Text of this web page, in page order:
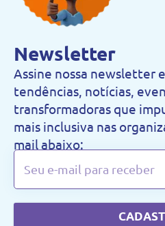
Newsletter
Assine nossa newsletter
tendências, notícias,
transformadoras que
mais inclusiva nas
mail abaixo: